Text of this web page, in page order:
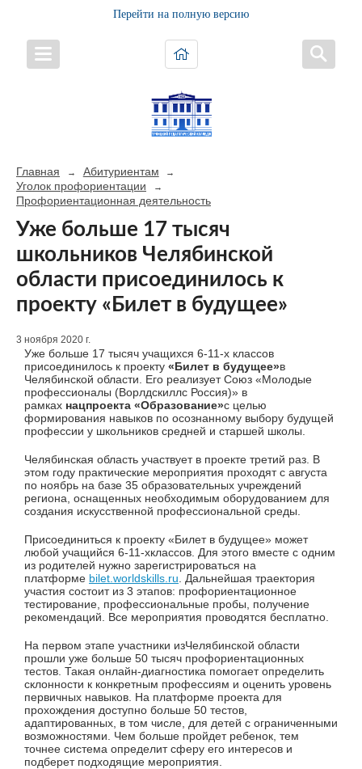
Перейти на полную версию
Главная → Абитуриентам →
Уголок профориентации →
Профориентационная деятельность
Уже больше 17 тысяч
школьников Челябинской
области присоединилось к
проекту «Билет в будущее»
3 ноября 2020 г.
Уже больше 17 тысяч учащихся 6-11-х классов
присоединилось к проекту «Билет в будущее»в
Челябинской области. Его реализует Союз «Молодые
профессионалы (Ворлдскиллс Россия)» в
рамках нацпроекта «Образование»с целью
формирования навыков по осознанному выбору будущей
профессии у школьников средней и старшей школы.
Челябинская область участвует в проекте третий раз. В
этом году практические мероприятия проходят с августа
по ноябрь на базе 35 образовательных учреждений
региона, оснащенных необходимым оборудованием для
создания искусственной профессиональной среды.
Присоединиться к проекту «Билет в будущее» может
любой учащийся 6-11-хклассов. Для этого вместе с одним
из родителей нужно зарегистрироваться на
платформе bilet.worldskills.ru . Дальнейшая траектория
участия состоит из 3 этапов: профориентационное
тестирование, профессиональные пробы, получение
рекомендаций. Все мероприятия проводятся бесплатно.
На первом этапе участники изЧелябинской области
прошли уже больше 50 тысяч профориентационных
тестов. Такая онлайн-диагностика помогает определить
склонности к конкретным профессиям и оценить уровень
первичных навыков. На платформе проекта для
прохождения доступно больше 50 тестов,
адаптированных, в том числе, для детей с ограниченными
возможностями. Чем больше пройдет ребенок, тем
точнее система определит сферу его интересов и
подберет подходящие мероприятия.